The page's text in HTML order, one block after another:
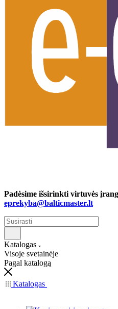
Padėsime išsirinkti virtuvės
eprekyba@balticmaster.lt
Katalogas
Visoje svetainėje
Pagal katalogą
Katalogas